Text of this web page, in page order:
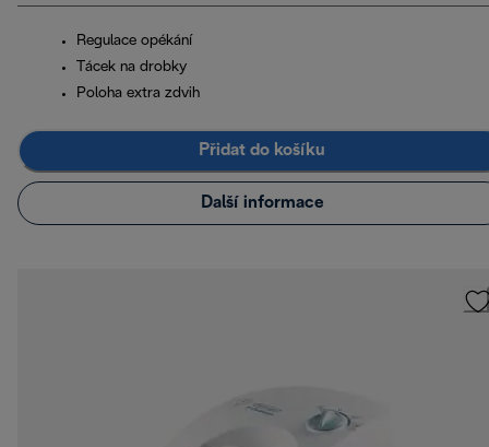
Regulace opékání
Tácek na drobky
Poloha extra zdvih
Přidat do košíku
Další informace